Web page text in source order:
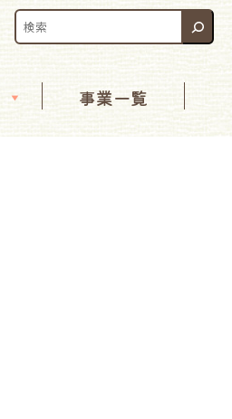
検索:
事業一覧